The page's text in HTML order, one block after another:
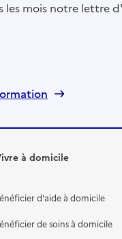
les mois notre lettre
à domicile
d'aide à domicile
de soins à domicile